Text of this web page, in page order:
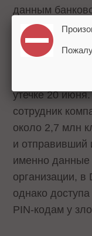
данным
Desjardins
утечке 20
сотрудник
около 2,7 млн
и отправивший
именно
организации, в
однако
PIN-кодам у